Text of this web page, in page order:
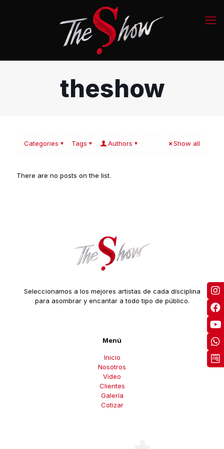
theshow
Categories Tags Authors Show all
There are no posts on the list.
Seleccionamos a los mejores artistas de cada disciplina
para asombrar y encantar a todo tipo de público.
Menú
Inicio
Nosotros
Video
Clientes
Galería
Cotizar